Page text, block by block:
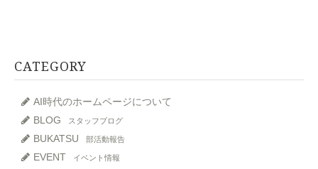
CATEGORY
AI時代のホームページについて
BLOG
スタッフブログ
BUKATSU 部活動報告
EVENT イベント情報